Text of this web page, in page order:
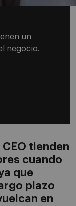
un
negocio.
tienden
cuando
que
plazo
en